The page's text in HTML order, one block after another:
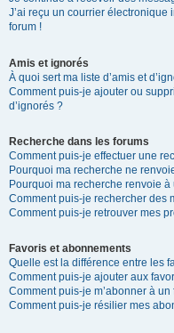
J’ai reçu un courrier électronique
forum !
Amis et ignorés
À quoi sert ma liste d’amis et
Comment puis-je ajouter ou
d’ignorés ?
Recherche dans les forums
Comment puis-je effectuer une
Pourquoi ma recherche ne
Pourquoi ma recherche renvoie
Comment puis-je rechercher des
Comment puis-je retrouver mes
Favoris et abonnements
Quelle est la différence entre les
Comment puis-je ajouter aux
Comment puis-je m’abonner à
Comment puis-je résilier mes